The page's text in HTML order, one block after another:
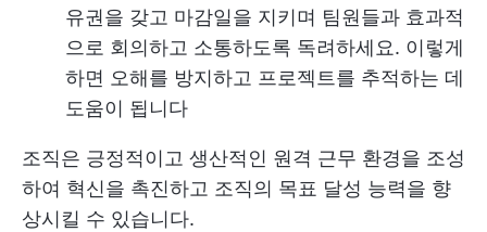
유권을 갖고 마감일을 지키며 팀원들과 효과적
으로 회의하고 소통하도록 독려하세요. 이렇게
하면 오해를 방지하고 프로젝트를 추적하는 데
도움이 됩니다
조직은 긍정적이고 생산적인 원격 근무 환경을 조성
하여 혁신을 촉진하고 조직의 목표 달성 능력을 향
상시킬 수 있습니다.